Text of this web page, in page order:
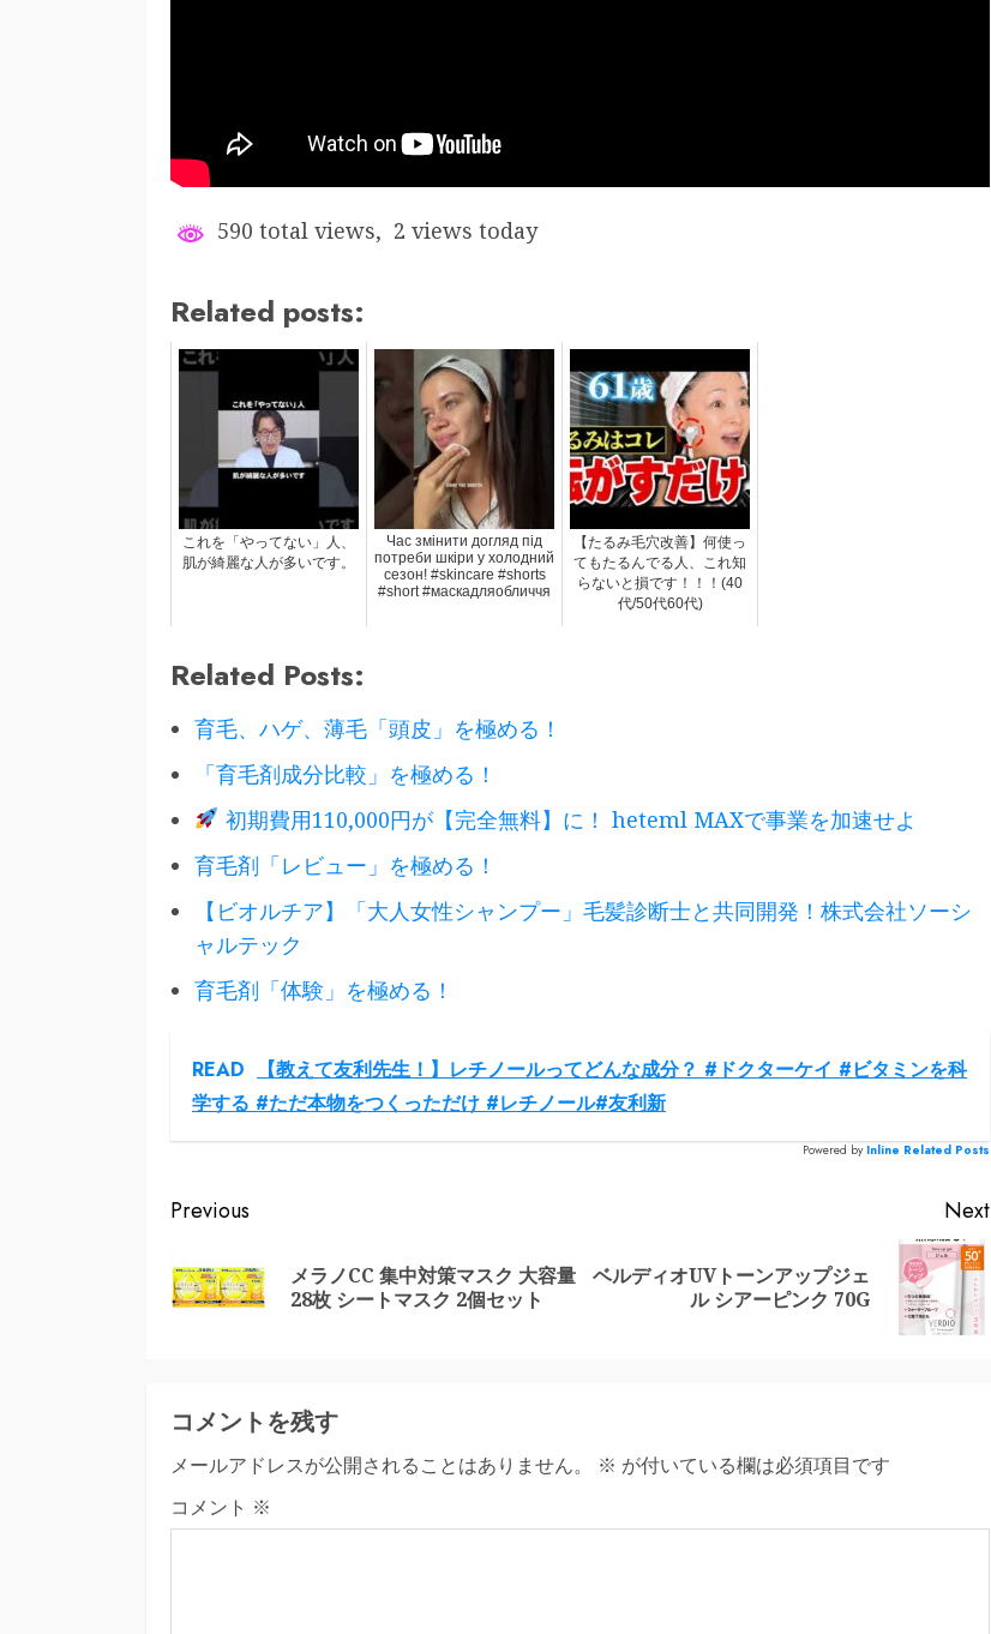
590 total views, 2 views today
Related posts:
これを「やってない」人、
肌が綺麗な人が多いです。
Час змінити догляд під
потреби шкіри у холодний
сезон! #skincare #shorts
#short #маскадляобличчя
【たるみ毛穴改善】何使っ
てもたるんでる人、これ知
らないと損です！！！(40
代/50代60代)
Related Posts:
育毛、ハゲ、薄毛「頭皮」を極める！
「育毛剤成分比較」を極める！
初期費用110,000円が【完全無料】に！ heteml MAXで事業を加速せよ
育毛剤「レビュー」を極める！
【ビオルチア】「大人女性シャンプー」毛髪診断士と共同開発！株式会社ソーシ
ャルテック
育毛剤「体験」を極める！
READ
【教えて友利先生！】レチノールってどんな成分？ #ドクターケイ #ビタミンを科
学する #ただ本物をつくっただけ #レチノール#友利新
Powered by Inline Related Posts
Continue
Reading
Previous
Previous
メラノCC 集中対策マスク 大容量
28枚 シートマスク 2個セット
Next
Next
ベルディオUVトーンアップジェ
ル シアーピンク 70G
コメントを残す
メールアドレスが公開されることはありません。 ※ が付いている欄は必須項目です
コメント ※